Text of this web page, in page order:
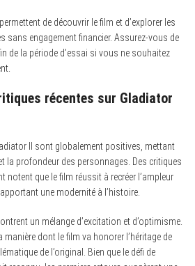
de découvrir le film et d’explorer les
sans engagement financier. Assurez-vous de
de la période d’essai si vous ne souhaitez
récentes sur Gladiator
II sont globalement positives, mettant
la profondeur des personnages. Des critiques
notent que le film réussit à recréer l’ampleur
une modernité à l’histoire.
un mélange d’excitation et d’optimisme.
manière dont le film va honorer l’héritage de
de l’original. Bien que le défi de